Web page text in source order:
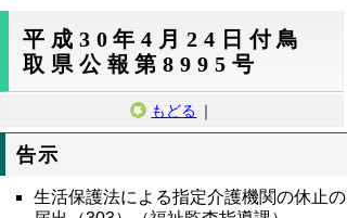
平成30年4月24日付鳥
取県公報第8995号
もどる ｜
告示
生活保護法による指定介護機関の休止の